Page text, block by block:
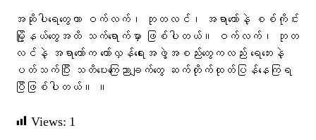
အဆိုပါရေတွေဟာ ဝက်လက်၊ ဘုတလင်၊ အရာတော်နဲ့ စစ်ကိုင်း
မြို့နယ်တွေအထိ သက်ရောက်မှာ ဖြစ်ပါတယ်။ ဝက်လက်၊ ဘုတ
လင်နဲ့ အရာတော်က တော်လှန်ရေးအဖွဲ့အစည်းတွေကလည်း ရေဘေးနဲ့
ပတ်သက်ပြီး သတိပေးကြေညာချက်တွေ ဆက်တိုက်ထုတ်ပြန်နေကြရ
ပြီဖြစ်ပါတယ်။ ။
Views: 1